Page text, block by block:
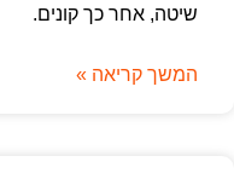
שיטה, אחר כך קונים.
המשך קריאה »